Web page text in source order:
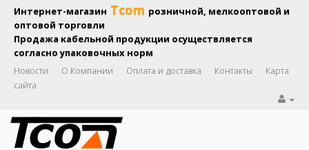
Интернет-магазин Tcom розничной, мелкооптовой и
оптовой торговли
Продажа кабельной продукции осуществляется
согласно упаковочных норм
Новости О Компании Оплата и доставка Контакты
Карта
сайта